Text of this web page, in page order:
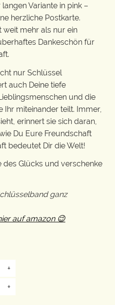
Variante in pink –
herzliche Postkarte.
weit mehr als nur ein
Dankeschön für
nur Schlüssel
auch Deine tiefe
und die
Ihr miteinander teilt. Immer,
erinnert sie sich daran,
Du Eure Freundschaft
bedeutet Dir die Welt!
des Glücks und verschenke
ganz
auf amazon 😉
+
+